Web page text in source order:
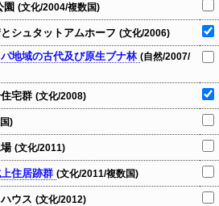
園 (文化/2004/複数国)
シュタットアムホーフ (文化/2006)
地域の古代及び原生ブナ林 (自然/2007/
宅群 (文化/2008)
)
(文化/2011)
住居跡群 (文化/2011/複数国)
ウス (文化/2012)